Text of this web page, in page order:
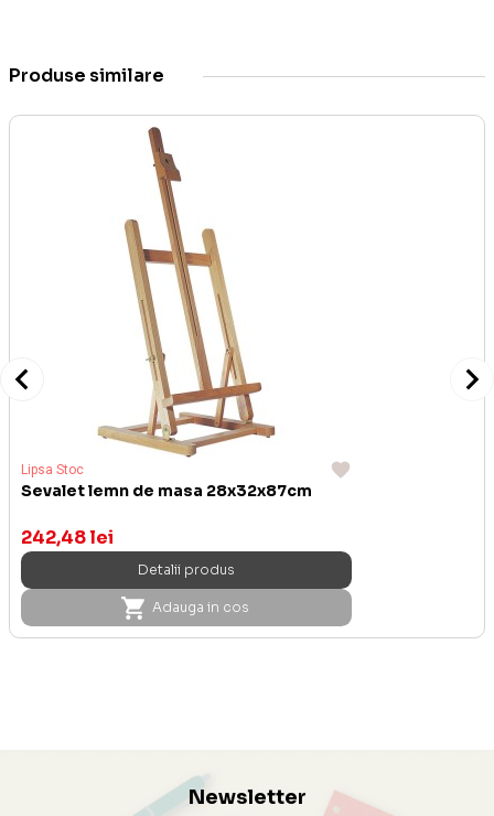
Produse similare
Lipsa Stoc
Sevalet lemn de masa 28x32x87cm
242,48 lei
Detalii produs
Adauga in cos
Newsletter